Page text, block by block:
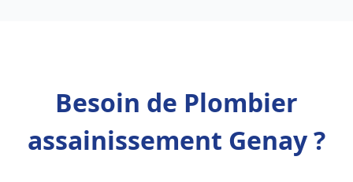
Besoin de Plombier
assainissement Genay ?